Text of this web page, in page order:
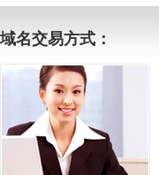
域名交易方式：